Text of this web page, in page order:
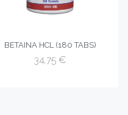
BETAINA HCL (180 TABS)
34,75 €